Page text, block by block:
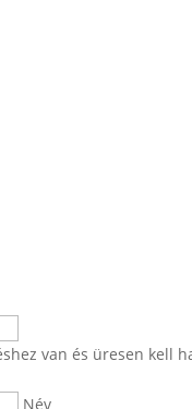
van és üresen kell
Név